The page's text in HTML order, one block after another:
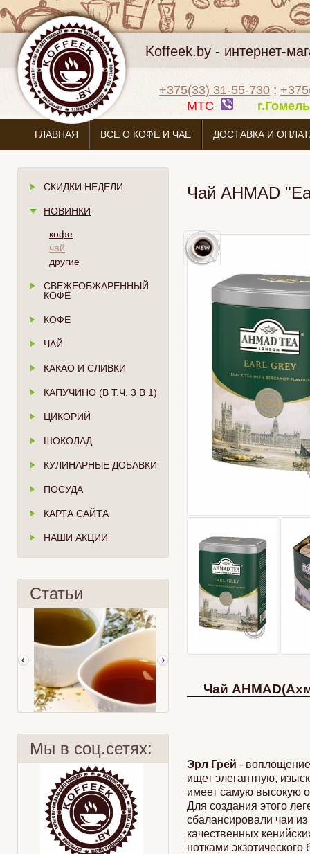
Koffeek.by - интернет-
+375(33) 31-55-730 ;
МТС
ГЛАВНАЯ ВСЕ О КОФЕ И ЧАЕ ДОСТАВКА И
СКИДКИ НЕДЕЛИ
НОВИНКИ
кофе
чай
другие
СВЕЖЕОБЖАРЕННЫЙ
КОФЕ
КОФЕ
ЧАЙ
КАКАО И СЛИВКИ
КАПУЧИНО (В Т.Ч. 3 В 1)
ЦИКОРИЙ
ШОКОЛАД
КУЛИНАРНЫЕ ДОБАВКИ
ПОСУДА
КАРТА САЙТА
НАШИ АКЦИИ
Статьи
Чай и кровь Kopi Luwak
Мы в соц.сетях:
Чай AHMAD
Чай
Эрл Грей - воплощение
ищет элегантную,
имеет самую высокую
Для создания этого
сбалансировали чаи
качественных
нотками